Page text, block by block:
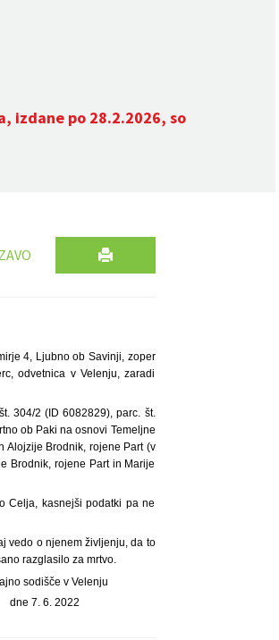
izdane po 28.2.2026, so
4, Ljubno ob Savinji, zoper
odvetnica v Velenju, zaradi
304/2 (ID 6082829), parc. št.
ob Paki na osnovi Temeljne
Alojzije Brodnik, rojene Part (v
Brodnik, rojene Part in Marije
Celja, kasnejši podatki pa ne
vedo o njenem življenju, da to
razglasilo za mrtvo.
sodišče v Velenju
dne 7. 6. 2022